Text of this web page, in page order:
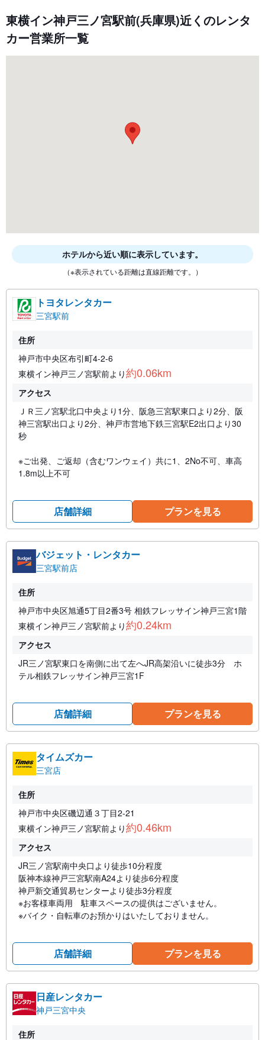
東横イン神戸三ノ宮駅前(兵庫県)近くのレンタ
カー営業所一覧
ホテルから近い順に表示しています。
（※表示されている距離は直線距離です。）
トヨタレンタカー
三宮駅前
住所
神戸市中央区布引町4-2-6
東横イン神戸三ノ宮駅前より約0.06km
アクセス
ＪＲ三ノ宮駅北口中央より1分、阪急三宮駅東口より2分、阪
神三宮駅出口より2分、神戸市営地下鉄三宮駅E2出口より30
秒
※ご出発、ご返却（含むワンウェイ）共に1、2No不可、車高
1.8m以上不可
店舗詳細 プランを見る
バジェット・レンタカー
三宮駅前店
住所
神戸市中央区旭通5丁目2番3号 相鉄フレッサイン神戸三宮1階
東横イン神戸三ノ宮駅前より約0.24km
アクセス
JR三ノ宮駅東口を南側に出て左へJR高架沿いに徒歩3分 ホ
テル相鉄フレッサイン神戸三宮1F
店舗詳細 プランを見る
タイムズカー
三宮店
住所
神戸市中央区磯辺通３丁目2-21
東横イン神戸三ノ宮駅前より約0.46km
アクセス
JR三ノ宮駅南中央口より徒歩10分程度
阪神本線神戸三宮駅南A24より徒歩6分程度
神戸新交通貿易センターより徒歩3分程度
※お客様車両用 駐車スペースの提供はございません。
※バイク・自転車のお預かりはいたしておりません。
店舗詳細 プランを見る
日産レンタカー
神戸三宮中央
住所